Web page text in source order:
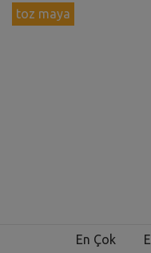
toz maya
En Çok